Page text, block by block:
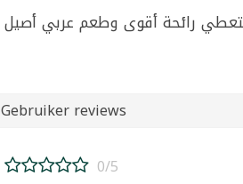
Gebruiker reviews
0/5